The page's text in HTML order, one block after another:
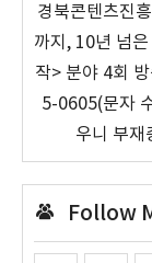
경북콘텐츠진
까지, 10년 넘
작> 분야 4회
5-0605(문자
우니 부재
Follow